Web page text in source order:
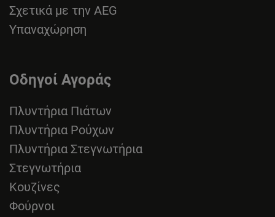
Σχετικά με την AEG
Υπαναχώρηση
Οδηγοί Αγοράς
Πλυντήρια Πιάτων
Πλυντήρια Ρούχων
Πλυντήρια Στεγνωτήρια
Στεγνωτήρια
Κουζίνες
Φούρνοι